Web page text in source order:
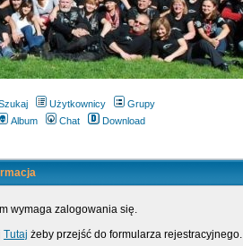
Użytkownicy
Grupy
Album Chat Download
wymaga zalogowania się.
Tutaj żeby przejść do formularza rejestracyjnego.